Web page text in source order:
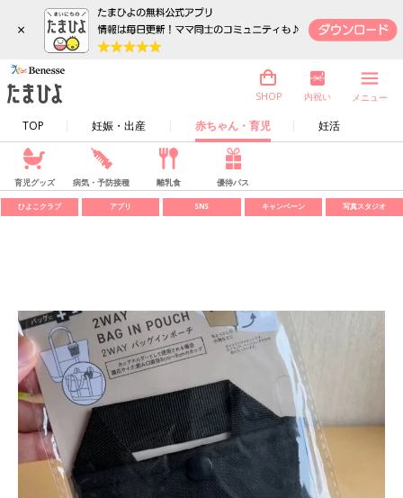
×
TOP 妊娠・出産 赤ちゃん・育児 妊活
SHOP 内祝い メニュー
育児グッズ 病気・予防接種 離乳食 優待パス
ひよこクラブ アプリ SNS キャンペーン 写真スタジオ